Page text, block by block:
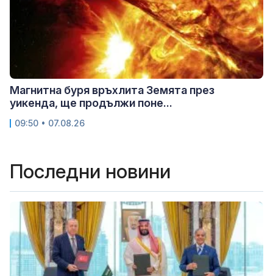
Магнитна буря връхлита Земята през
уикенда, ще продължи поне...
09:50 • 07.08.26
Последни новини